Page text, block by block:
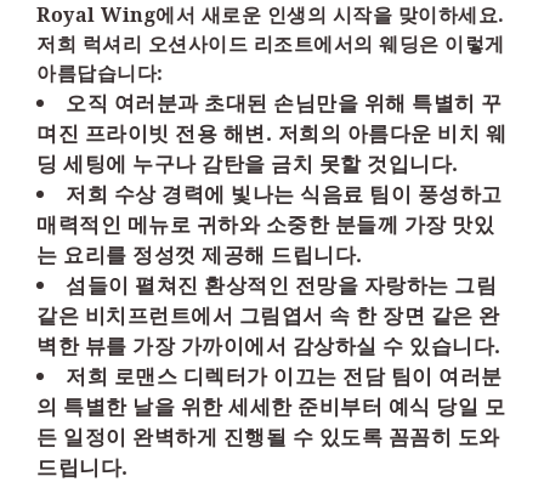
Royal Wing에서 새로운 인생의 시작을 맞이하세요.
저희 럭셔리 오션사이드 리조트에서의 웨딩은 이렇게
아름답습니다:
오직 여러분과 초대된 손님만을 위해 특별히 꾸
며진 프라이빗 전용 해변. 저희의 아름다운 비치 웨
딩 세팅에 누구나 감탄을 금치 못할 것입니다.
저희 수상 경력에 빛나는 식음료 팀이 풍성하고
매력적인 메뉴로 귀하와 소중한 분들께 가장 맛있
는 요리를 정성껏 제공해 드립니다.
섬들이 펼쳐진 환상적인 전망을 자랑하는 그림
같은 비치프런트에서 그림엽서 속 한 장면 같은 완
벽한 뷰를 가장 가까이에서 감상하실 수 있습니다.
저희 로맨스 디렉터가 이끄는 전담 팀이 여러분
의 특별한 날을 위한 세세한 준비부터 예식 당일 모
든 일정이 완벽하게 진행될 수 있도록 꼼꼼히 도와
드립니다.